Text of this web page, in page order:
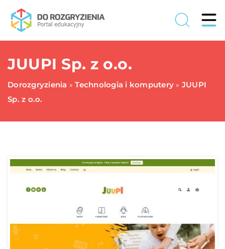
JUUPI Sp. z o.o.
Dorozgryzienia »Technologia i komputery » JUUPI
Sp. z o.o.